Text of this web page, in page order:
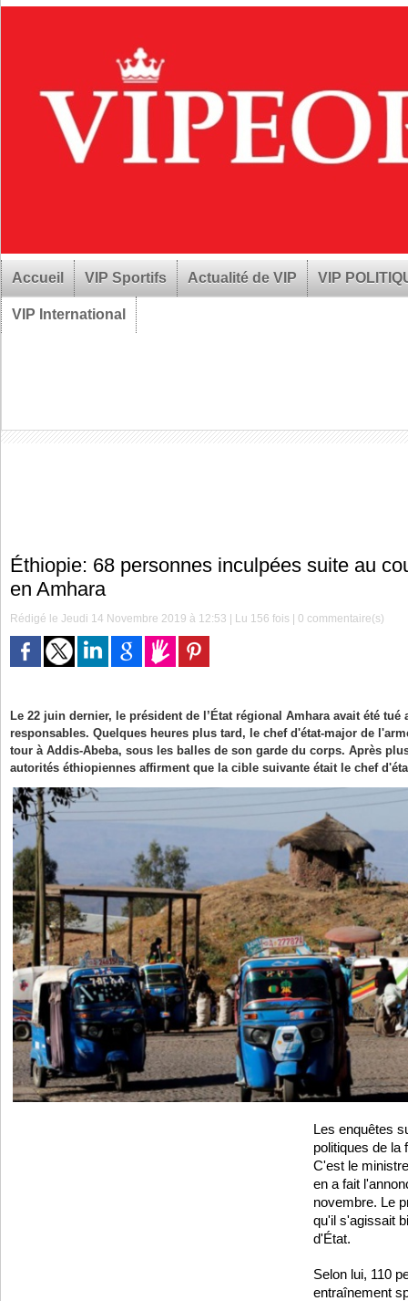
Accueil VIP Sportifs Actualité de VIP VIP
VIP International
Éthiopie: 68 personnes inculpées suite au
en Amhara
Rédigé le Jeudi 14 Novembre 2019 à 12:53 | Lu 156 fois |0 commentaire(s)
Le 22 juin dernier, le président de l’État régional Amhara avait été tué
responsables. Quelques heures plus tard, le chef d'état-major de
tour à Addis-Abeba, sous les balles de son garde du corps. Après
autorités éthiopiennes affirment que la cible suivante était le chef
Les enquêtes
politiques de la
C'est le
en a fait
novembre. Le
qu'il s'agissait
d'État.
Selon lui, 110
entraînement